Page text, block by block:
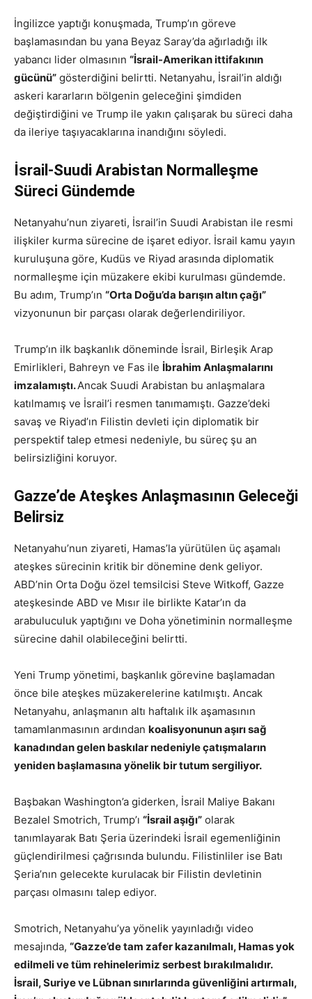
İngilizce yaptığı konuşmada, Trump’ın göreve
başlamasından bu yana Beyaz Saray’da ağırladığı ilk
yabancı lider olmasının “İsrail-Amerikan ittifakının
gücünü” gösterdiğini belirtti. Netanyahu, İsrail’in aldığı
askeri kararların bölgenin geleceğini şimdiden
değiştirdiğini ve Trump ile yakın çalışarak bu süreci daha
da ileriye taşıyacaklarına inandığını söyledi.
İsrail-Suudi Arabistan Normalleşme
Süreci Gündemde
Netanyahu’nun ziyareti, İsrail’in Suudi Arabistan ile resmi
ilişkiler kurma sürecine de işaret ediyor. İsrail kamu yayın
kuruluşuna göre, Kudüs ve Riyad arasında diplomatik
normalleşme için müzakere ekibi kurulması gündemde.
Bu adım, Trump’ın “Orta Doğu’da barışın altın çağı”
vizyonunun bir parçası olarak değerlendiriliyor.
Trump’ın ilk başkanlık döneminde İsrail, Birleşik Arap
Emirlikleri, Bahreyn ve Fas ile İbrahim Anlaşmalarını
imzalamıştı.Ancak Suudi Arabistan bu anlaşmalara
katılmamış ve İsrail’i resmen tanımamıştı. Gazze’deki
savaş ve Riyad’ın Filistin devleti için diplomatik bir
perspektif talep etmesi nedeniyle, bu süreç şu an
belirsizliğini koruyor.
Gazze’de Ateşkes Anlaşmasının Geleceği
Belirsiz
Netanyahu’nun ziyareti, Hamas’la yürütülen üç aşamalı
ateşkes sürecinin kritik bir dönemine denk geliyor.
ABD’nin Orta Doğu özel temsilcisi Steve Witkoff, Gazze
ateşkesinde ABD ve Mısır ile birlikte Katar’ın da
arabuluculuk yaptığını ve Doha yönetiminin normalleşme
sürecine dahil olabileceğini belirtti.
Yeni Trump yönetimi, başkanlık görevine başlamadan
önce bile ateşkes müzakerelerine katılmıştı. Ancak
Netanyahu, anlaşmanın altı haftalık ilk aşamasının
tamamlanmasının ardından koalisyonunun aşırı sağ
kanadından gelen baskılar nedeniyle çatışmaların
yeniden başlamasına yönelik bir tutum sergiliyor.
Başbakan Washington’a giderken, İsrail Maliye Bakanı
Bezalel Smotrich, Trump’ı “İsrail aşığı” olarak
tanımlayarak Batı Şeria üzerindeki İsrail egemenliğinin
güçlendirilmesi çağrısında bulundu. Filistinliler ise Batı
Şeria’nın gelecekte kurulacak bir Filistin devletinin
parçası olmasını talep ediyor.
Smotrich, Netanyahu’ya yönelik yayınladığı video
mesajında, “Gazze’de tam zafer kazanılmalı, Hamas yok
edilmeli ve tüm rehinelerimiz serbest bırakılmalıdır.
İsrail, Suriye ve Lübnan sınırlarında güvenliğini artırmalı,